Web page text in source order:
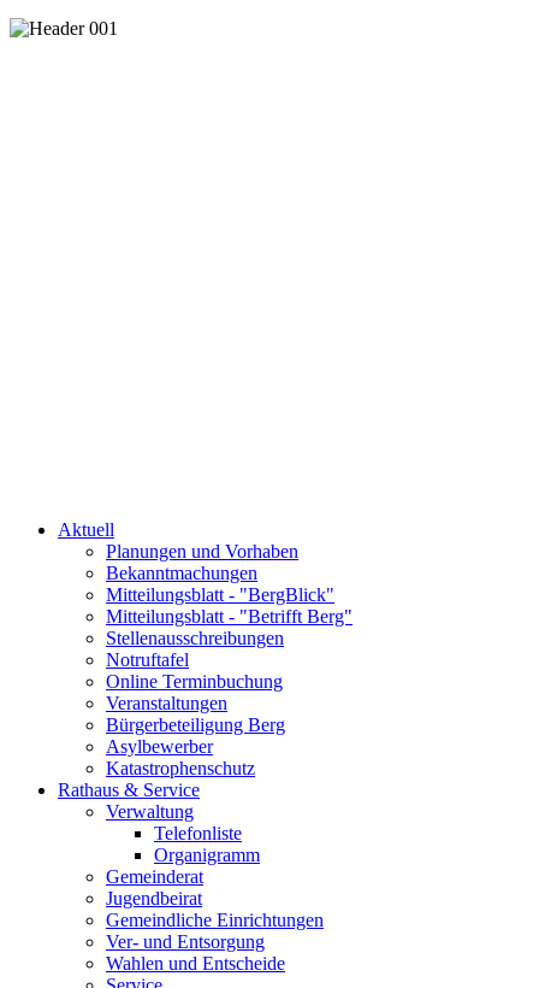
Aktuell
Planungen und Vorhaben
Bekanntmachungen
Mitteilungsblatt - "BergBlick"
Mitteilungsblatt - "Betrifft Berg"
Stellenausschreibungen
Notruftafel
Online Terminbuchung
Veranstaltungen
Bürgerbeteiligung Berg
Asylbewerber
Katastrophenschutz
Rathaus & Service
Verwaltung
Telefonliste
Organigramm
Gemeinderat
Jugendbeirat
Gemeindliche Einrichtungen
Ver- und Entsorgung
Wahlen und Entscheide